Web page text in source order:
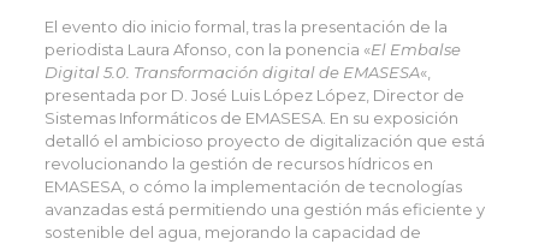
El evento dio inicio formal, tras la presentación de la
periodista Laura Afonso, con la ponencia «El Embalse
Digital 5.0. Transformación digital de EMASESA«,
presentada por D. José Luis López López, Director de
Sistemas Informáticos de EMASESA. En su exposición
detalló el ambicioso proyecto de digitalización que está
revolucionando la gestión de recursos hídricos en
EMASESA, o cómo la implementación de tecnologías
avanzadas está permitiendo una gestión más eficiente y
sostenible del agua, mejorando la capacidad de